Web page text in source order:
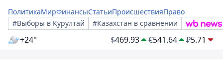
ПолитикаМирФинансыСтатьиПроисшествияПраво
#Выборы в Курултай
#Казахстан в сравнении
+24° $469.93 €541.64 ₽5.71